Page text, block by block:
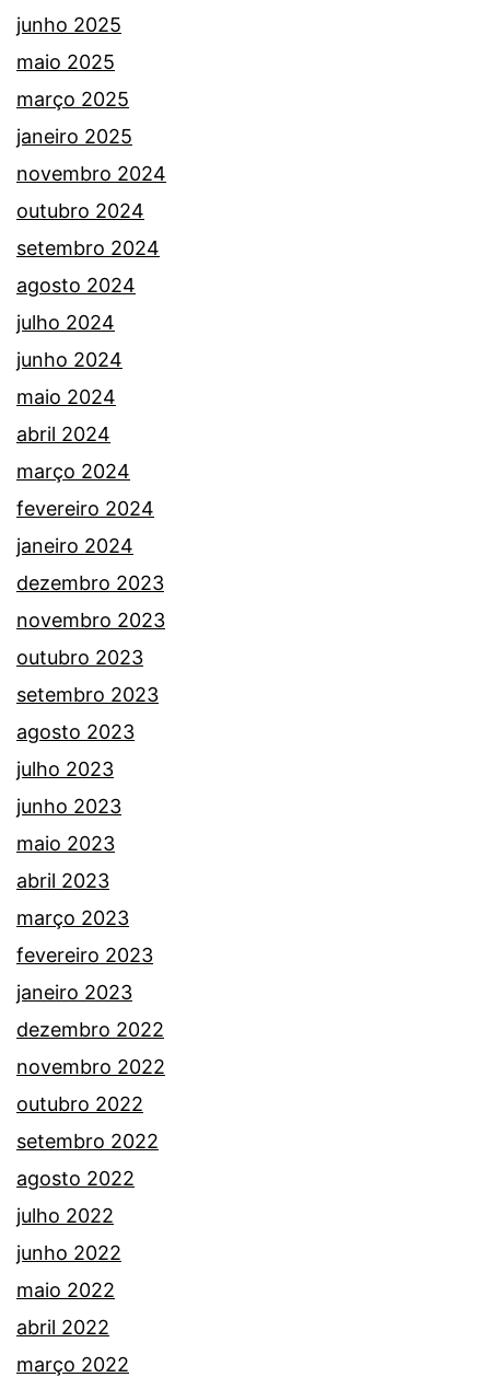
junho 2025
maio 2025
março 2025
janeiro 2025
novembro 2024
outubro 2024
setembro 2024
agosto 2024
julho 2024
junho 2024
maio 2024
abril 2024
março 2024
fevereiro 2024
janeiro 2024
dezembro 2023
novembro 2023
outubro 2023
setembro 2023
agosto 2023
julho 2023
junho 2023
maio 2023
abril 2023
março 2023
fevereiro 2023
janeiro 2023
dezembro 2022
novembro 2022
outubro 2022
setembro 2022
agosto 2022
julho 2022
junho 2022
maio 2022
abril 2022
março 2022